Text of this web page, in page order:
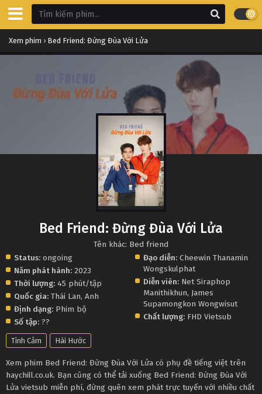
Xem phim › Bed Friend: Đừng Đùa Với Lửa
Bed Friend: Đừng Đùa Với Lửa
Tên khác: Bed friend
Status: ongoing
Năm phát hành: 2023
Thời lượng: 45 phút/tập
Quốc gia: Thái Lan, Anh
Định dạng: Phim bộ
Số tập: ??
Đạo diễn: Cheewin Thanamin
Wongskulphat
Diễn viên: Net Siraphop
Manithikhun, James
Supamongkon Wongwisut
Chất lượng: FHD Vietsub
Tình Cảm Hài Hước
Xem phim Bed Friend: Đừng Đùa Với Lửa có phụ đề tiếng việt trên
haychill.co.uk. Bạn cũng có thể tải xuống Bed Friend: Đừng Đùa Với
Lửa vietsub miễn phí, đừng quên xem phát trực tuyến với nhiều chất